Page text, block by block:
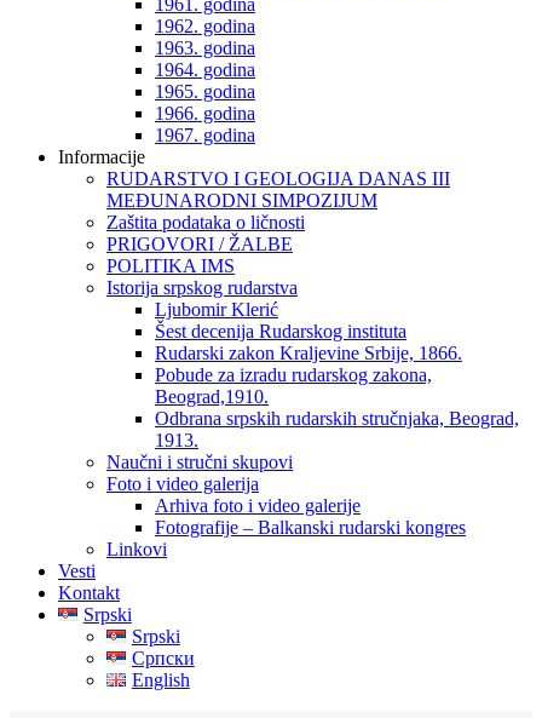
1961. godina
1962. godina
1963. godina
1964. godina
1965. godina
1966. godina
1967. godina
Informacije
RUDARSTVO I GEOLOGIJA DANAS III
MEĐUNARODNI SIMPOZIJUM
Zaštita podataka o ličnosti
PRIGOVORI / ŽALBE
POLITIKA IMS
Istorija srpskog rudarstva
Ljubomir Klerić
Šest decenija Rudarskog instituta
Rudarski zakon Kraljevine Srbije, 1866.
Pobude za izradu rudarskog zakona,
Beograd,1910.
Odbrana srpskih rudarskih stručnjaka, Beograd,
1913.
Naučni i stručni skupovi
Foto i video galerija
Arhiva foto i video galerije
Fotografije – Balkanski rudarski kongres
Linkovi
Vesti
Kontakt
Srpski
Srpski
Српски
English